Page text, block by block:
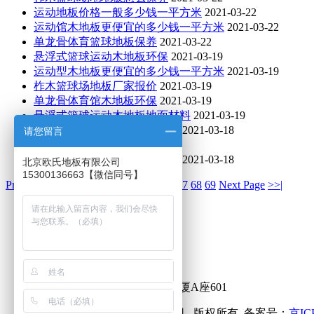
运动地板价格一般多少钱一平方米 2021-03-22
运动馆木地板更便宜的多少钱一平方米 2021-03-22
单龙骨体育篮球地板保养 2021-03-22
悬浮式篮球运动木地板环保 2021-03-19
运动型木地板更便宜的多少钱一平方米 2021-03-19
柞木篮球场地板厂家报价 2021-03-19
单龙骨体育馆木地板环保 2021-03-19
悬浮式篮球运动木地板地面材料 2021-03-19
柞木篮球场地木地板如何保洁 2021-03-18
运动地板价钱 2021-03-18
主辅龙骨运动篮球木地板环保
2021-03-18
Previous Page 67 68 69 Next Page >>|
欧氏地板
QQ：1194602915
邮箱：1194602915@qq.com
地址：北京石景山中铁创业大厦A座601
请您留言
北京欧氏地板有限公司
15300136663【微信同号】